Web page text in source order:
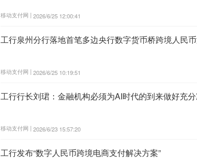
移动支付网 | 2026/6/25 12:00:41
工行泉州分行落地首笔多边央行数字货币桥跨境人民
移动支付网 | 2026/6/25 10:19:51
工行行长刘珺：金融机构必须为AI时代的到来做好充
移动支付网 | 2026/6/23 15:57:20
工行发布“数字人民币跨境电商支付解决方案”